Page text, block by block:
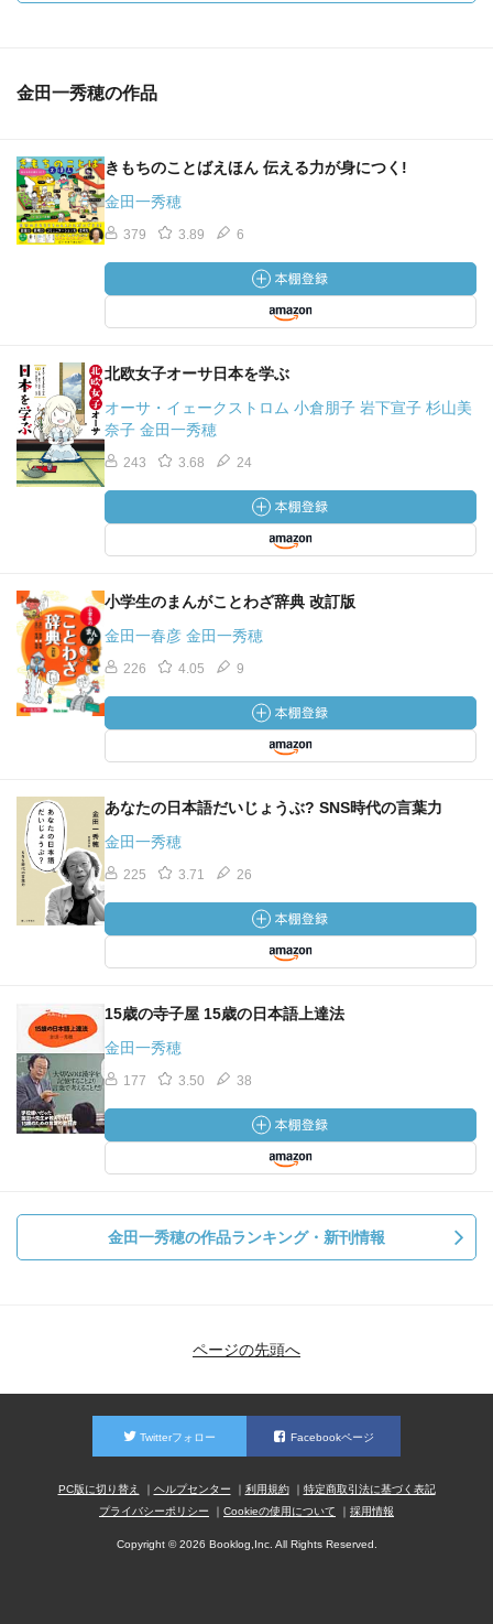
金田一秀穂の作品
きもちのことばえほん 伝える力が身につく!
金田一秀穂
379 3.89 6
北欧女子オーサ日本を学ぶ
オーサ・イェークストロム 小倉朋子 岩下宣子 杉山美
奈子 金田一秀穂
243 3.68 24
小学生のまんがことわざ辞典 改訂版
金田一春彦 金田一秀穂
226 4.05 9
あなたの日本語だいじょうぶ? SNS時代の言葉力
金田一秀穂
225 3.71 26
15歳の寺子屋 15歳の日本語上達法
金田一秀穂
177 3.50 38
金田一秀穂の作品ランキング・新刊情報
ページの先頭へ
Twitterフォロー Facebookページ
PC版に切り替え ヘルプセンター 利用規約
特定商取引法に基づく表記
プライバシーポリシー
Cookieの使用について 採用情報
Copyright © 2026 Booklog,Inc. All Rights Reserved.